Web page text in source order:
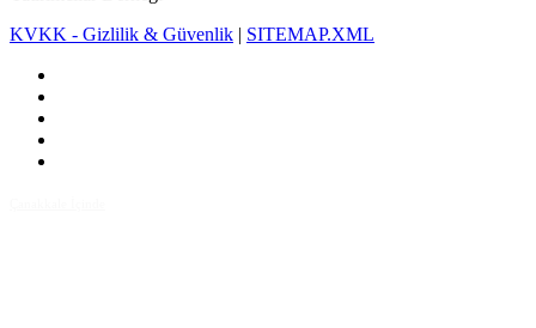
KVKK - Gizlilik & Güvenlik | SITEMAP.XML